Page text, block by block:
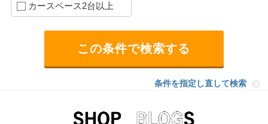
カースペース2台以上
条件を指定し直して検索